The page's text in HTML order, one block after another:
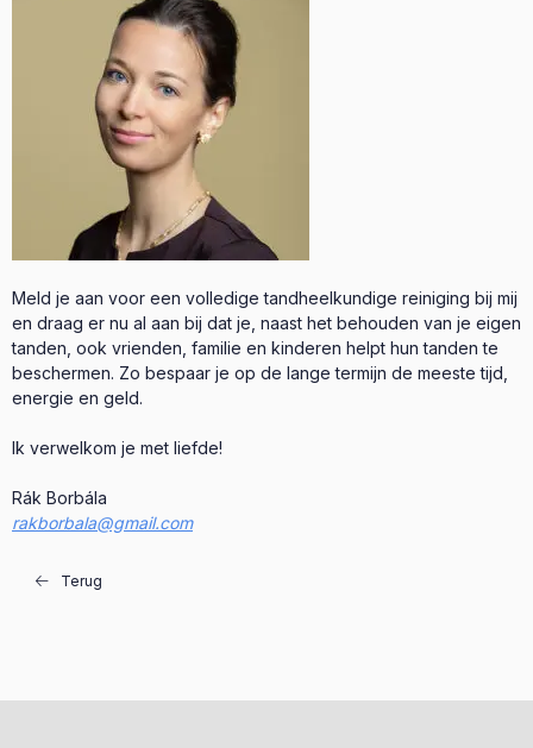
Meld je aan voor een volledige tandheelkundige reiniging bij mij
en draag er nu al aan bij dat je, naast het behouden van je eigen
tanden, ook vrienden, familie en kinderen helpt hun tanden te
beschermen. Zo bespaar je op de lange termijn de meeste tijd,
energie en geld.
Ik verwelkom je met liefde!
Rák Borbála
rakborbala@gmail.com
Terug